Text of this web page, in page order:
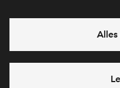
Ja, ik
Heb je een vraag en wil